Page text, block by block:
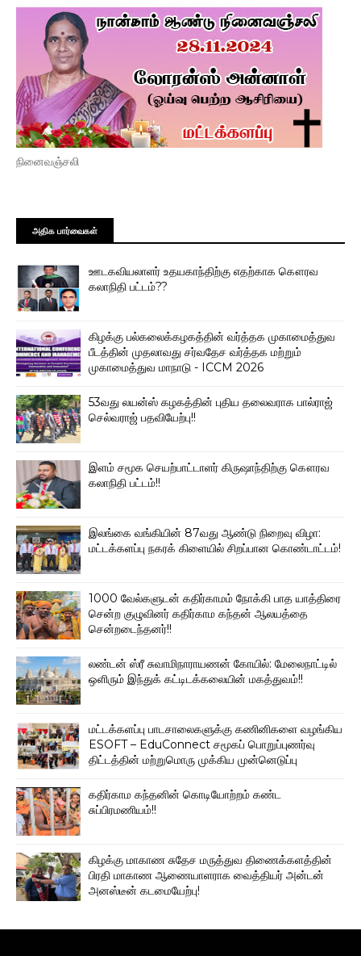
நினைவஞ்சலி
அதிக பார்வைகள்
ஊடகவியலாளர் உதயகாந்திற்கு எதற்காக கௌரவ
கலாநிதி பட்டம்??
கிழக்கு பல்கலைக்கழகத்தின் வர்த்தக முகாமைத்துவ
பீடத்தின் முதலாவது சர்வதேச வர்த்தக மற்றும்
முகாமைத்துவ மாநாடு - ICCM 2026
53வது லயன்ஸ் கழகத்தின் புதிய தலைவராக பால்ராஜ்
செல்வராஜ் பதவியேற்பு!!
இளம் சமூக செயற்பாட்டாளர் கிருஷாந்திற்கு கௌரவ
கலாநிதி பட்டம்!!
இலங்கை வங்கியின் 87வது ஆண்டு நிறைவு விழா:
மட்டக்களப்பு நகரக் கிளையில் சிறப்பான கொண்டாட்டம்!
1000 வேல்களுடன் கதிர்காமம் நோக்கி பாத யாத்திரை
சென்ற குழுவினர் கதிர்காம கந்தன் ஆலயத்தை
சென்றடைந்தனர்!!
லண்டன் ஸ்ரீ சுவாமிநாராயணன் கோயில்: மேலைநாட்டில்
ஒளிரும் இந்துக் கட்டிடக்கலையின் மகத்துவம்!!
மட்டக்களப்பு பாடசாலைகளுக்கு கணினிகளை வழங்கிய
ESOFT – EduConnect சமூகப் பொறுப்புணர்வு
திட்டத்தின் மற்றுமொரு முக்கிய முன்னெடுப்பு
கதிர்காம கந்தனின் கொடியோற்றம் கண்ட
சுப்பிரமணியம்!!
கிழக்கு மாகாண சுதேச மருத்துவ திணைக்களத்தின்
பிரதி மாகாண ஆணையாளராக வைத்தியர் அன்டன்
அனஸ்டீன் கடமையேற்பு!